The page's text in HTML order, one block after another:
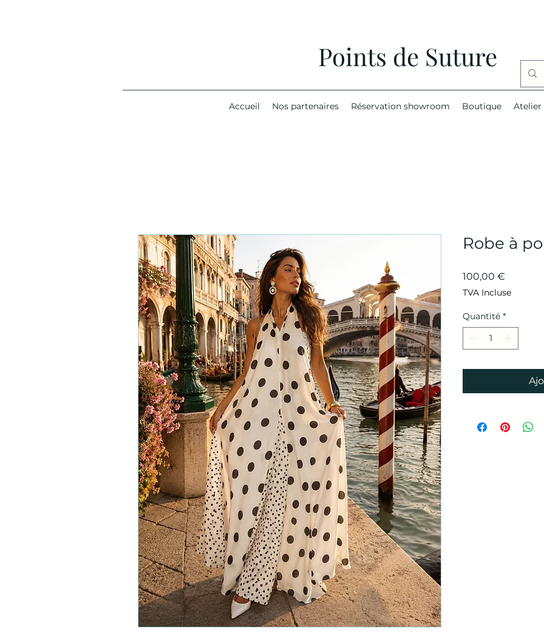
Points de Suture
Accueil Nos partenaires Réservation showroom Boutique Atelier
Robe à
100,00 €
TVA Incluse
Quantité *